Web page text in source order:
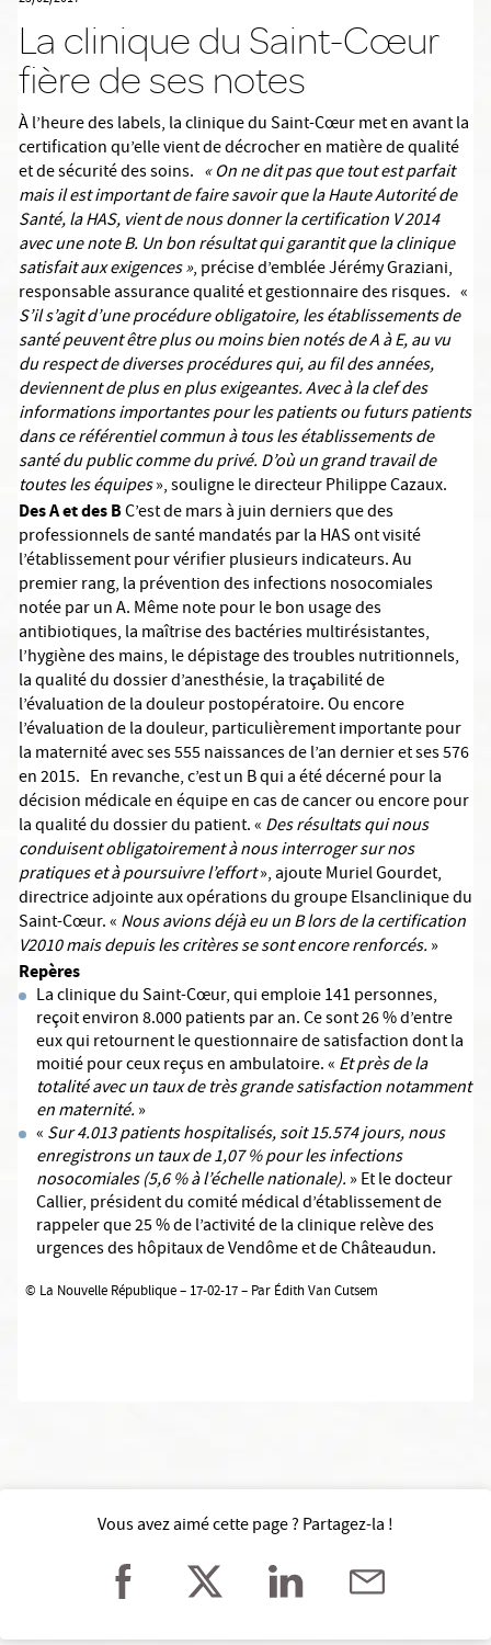
La clinique du Saint-Cœur
fière de ses notes
À l’heure des labels, la clinique du Saint-Cœur met en avant la
certification qu’elle vient de décrocher en matière de qualité
et de sécurité des soins. « On ne dit pas que tout est parfait
mais il est important de faire savoir que la Haute Autorité de
Santé, la HAS, vient de nous donner la certification V 2014
avec une note B. Un bon résultat qui garantit que la clinique
satisfait aux exigences », précise d’emblée Jérémy Graziani,
responsable assurance qualité et gestionnaire des risques. «
S’il s’agit d’une procédure obligatoire, les établissements de
santé peuvent être plus ou moins bien notés de A à E, au vu
du respect de diverses procédures qui, au fil des années,
deviennent de plus en plus exigeantes. Avec à la clef des
informations importantes pour les patients ou futurs patients
dans ce référentiel commun à tous les établissements de
santé du public comme du privé. D’où un grand travail de
toutes les équipes», souligne le directeur Philippe Cazaux.
Des A et des BC’est de mars à juin derniers que des
professionnels de santé mandatés par la HAS ont visité
l’établissement pour vérifier plusieurs indicateurs. Au
premier rang, la prévention des infections nosocomiales
notée par un A. Même note pour le bon usage des
antibiotiques, la maîtrise des bactéries multirésistantes,
l’hygiène des mains, le dépistage des troubles nutritionnels,
la qualité du dossier d’anesthésie, la traçabilité de
l’évaluation de la douleur postopératoire. Ou encore
l’évaluation de la douleur, particulièrement importante pour
la maternité avec ses 555 naissances de l’an dernier et ses 576
en 2015. En revanche, c’est un B qui a été décerné pour la
décision médicale en équipe en cas de cancer ou encore pour
la qualité du dossier du patient. « Des résultats qui nous
conduisent obligatoirement à nous interroger sur nos
pratiques et à poursuivre l’effort», ajoute Muriel Gourdet,
directrice adjointe aux opérations du groupe Elsanclinique du
Saint-Cœur. « Nous avions déjà eu un B lors de la certification
V2010 mais depuis les critères se sont encore renforcés. »
Repères
La clinique du Saint-Cœur, qui emploie 141 personnes,
reçoit environ 8.000 patients par an. Ce sont 26 % d’entre
eux qui retournent le questionnaire de satisfaction dont la
moitié pour ceux reçus en ambulatoire. « Et près de la
totalité avec un taux de très grande satisfaction notamment
en maternité. »
« Sur 4.013 patients hospitalisés, soit 15.574 jours, nous
enregistrons un taux de 1,07 % pour les infections
nosocomiales (5,6 % à l’échelle nationale). » Et le docteur
Callier, président du comité médical d’établissement de
rappeler que 25 % de l’activité de la clinique relève des
urgences des hôpitaux de Vendôme et de Châteaudun.
© La Nouvelle République – 17-02-17 – Par Édith Van Cutsem
Vous avez aimé cette page ? Partagez-la !